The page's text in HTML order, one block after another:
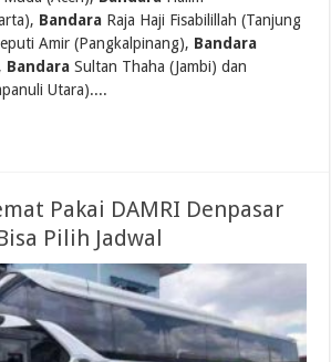
Bandara Raja Haji Fisabilillah (Tanjung
Amir (Pangkalpinang), Bandara
Bandara Sultan Thaha (Jambi) dan
Utara)....
Pakai DAMRI Denpasar
Pilih Jadwal